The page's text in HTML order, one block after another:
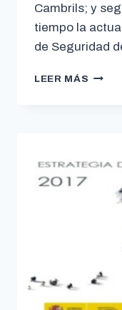
Cambrils; y
tiempo la
de Seguridad
LEER MÁS